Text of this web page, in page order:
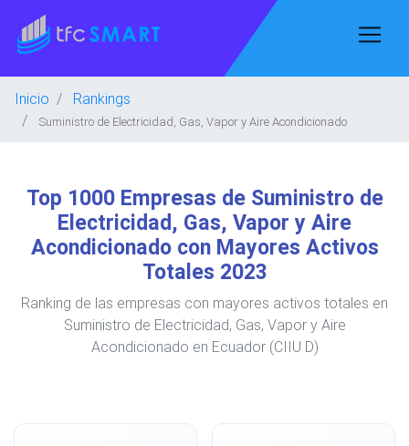
Inicio Rankings
Suministro de Electricidad, Gas, Vapor y Aire Acondicionado
Top 1000 Empresas de Suministro de
Electricidad, Gas, Vapor y Aire
Acondicionado con Mayores Activos
Totales 2023
Ranking de las empresas con mayores activos totales en
Suministro de Electricidad, Gas, Vapor y Aire
Acondicionado en Ecuador (CIIU D)